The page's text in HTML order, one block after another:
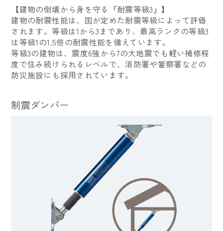
【建物の倒壊から身を守る『耐震等級3』】
建物の耐震性能は、国が定めた耐震等級によって評価
されます。等級は1から3まであり、最高ランクの等級3
は等級1の1.5倍の耐震性能を備えています。
等級3の建物は、震度6強から7の大地震でも軽い補修程
度で住み続けられるレベルで、消防署や警察署などの
防災施設にも採用されています。
制震ダンパー